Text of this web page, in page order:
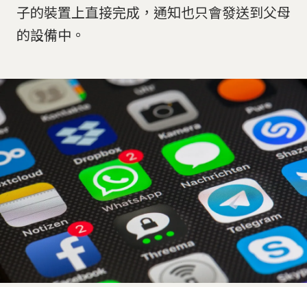
子的裝置上直接完成，通知也只會發送到父母
的設備中。